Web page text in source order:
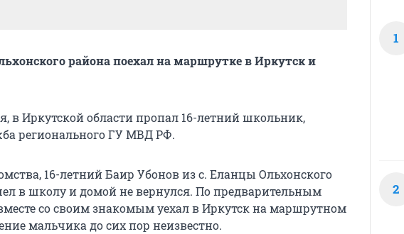
района поехал на маршрутке в Иркутск и
в Иркутской области пропал 16-летний школьник,
регионального ГУ МВД РФ.
16-летний Баир Убонов из с. Еланцы Ольхонского
в школу и домой не вернулся. По предварительным
со своим знакомым уехал в Иркутск на маршрутном
мальчика до сих пор неизвестно.
1
2